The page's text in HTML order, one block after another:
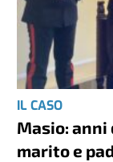
IL CASO
Masio:
marito e